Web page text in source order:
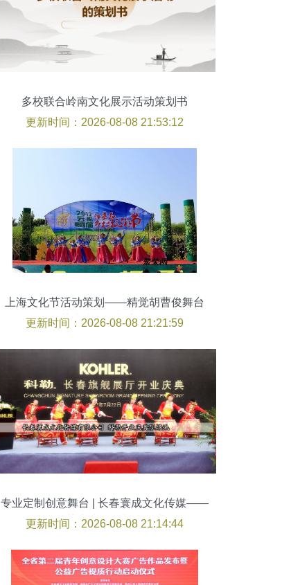
多校联合岭南文化展示活动策划书
更新时间：2026-08-08 21:53:12
上海文化节活动策划——精觉胡曹俊舞台
艺术造型策划实践
更新时间：2026-08-08 21:21:59
专业定制创意舞台 | 长春寰成文化传媒——
舞台艺术造型策划领跑者
更新时间：2026-08-08 21:14:44